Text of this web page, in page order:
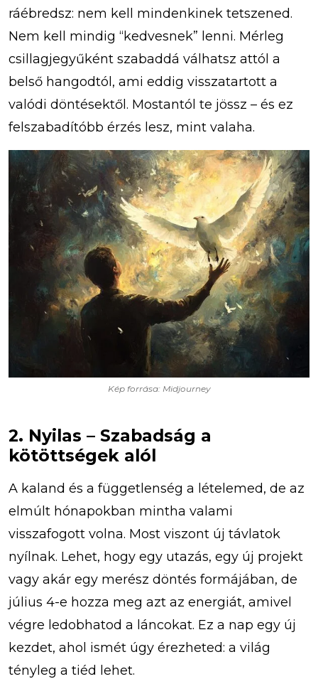
ráébredsz: nem kell mindenkinek tetszened.
Nem kell mindig “kedvesnek” lenni. Mérleg
csillagjegyűként szabaddá válhatsz attól a
belső hangodtól, ami eddig visszatartott a
valódi döntésektől. Mostantól te jössz – és ez
felszabadítóbb érzés lesz, mint valaha.
Kép forrása: Midjourney
2. Nyilas – Szabadság a
kötöttségek alól
A kaland és a függetlenség a lételemed, de az
elmúlt hónapokban mintha valami
visszafogott volna. Most viszont új távlatok
nyílnak. Lehet, hogy egy utazás, egy új projekt
vagy akár egy merész döntés formájában, de
július 4-e hozza meg azt az energiát, amivel
végre ledobhatod a láncokat. Ez a nap egy új
kezdet, ahol ismét úgy érezheted: a világ
tényleg a tiéd lehet.